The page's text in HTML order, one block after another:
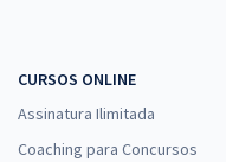
CURSOS ONLINE
Assinatura Ilimitada
Coaching para Concursos